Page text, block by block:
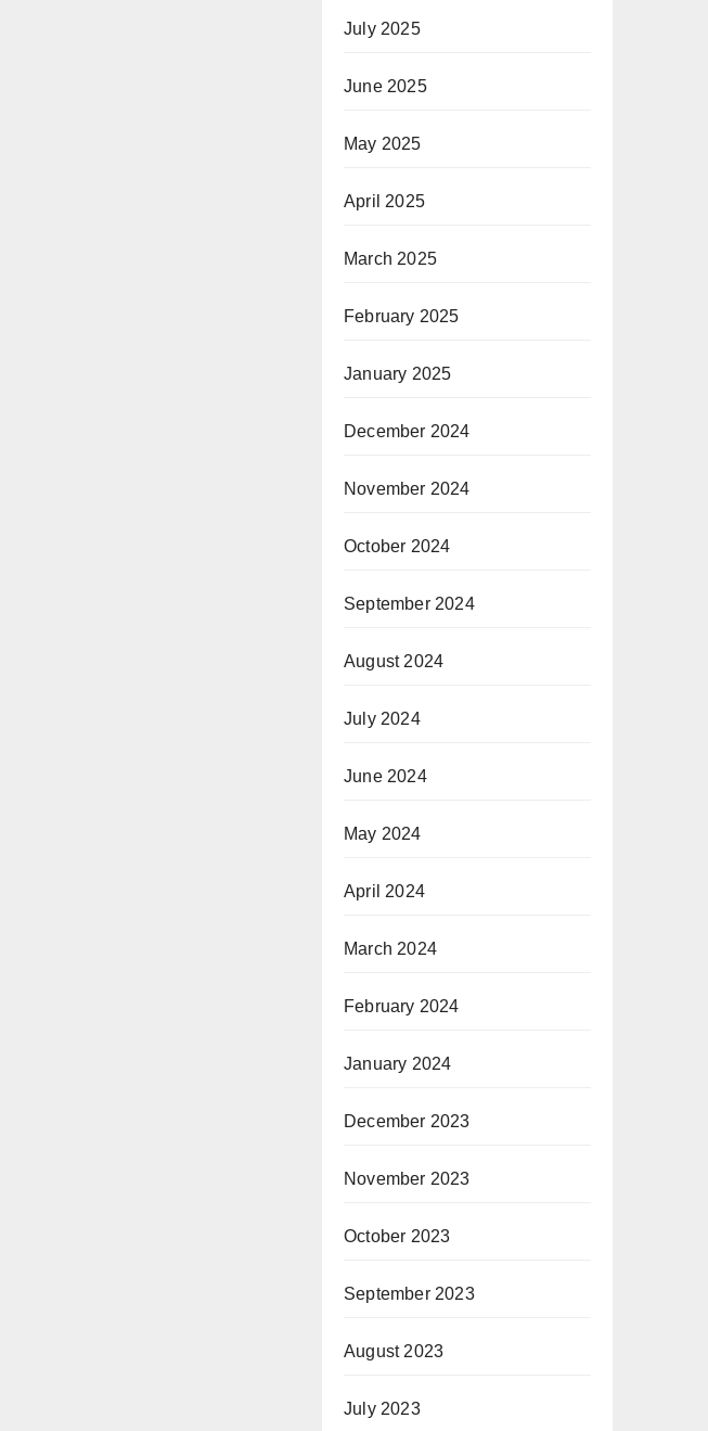
July 2025
June 2025
May 2025
April 2025
March 2025
February 2025
January 2025
December 2024
November 2024
October 2024
September 2024
August 2024
July 2024
June 2024
May 2024
April 2024
March 2024
February 2024
January 2024
December 2023
November 2023
October 2023
September 2023
August 2023
July 2023